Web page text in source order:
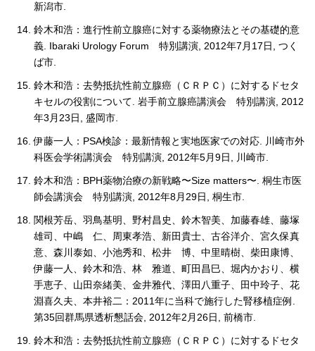
新潟市.
鈴木和浩：進行性前立腺癌に対する薬物療法とその基礎的意
義. Ibaraki Urology Forum 特別講演, 2012年7月17日, つく
ば市.
鈴木和浩：去勢抵抗性前立腺癌（ＣＲＰＣ）に対するドセタ
キセルの役割について. 岩手前立腺癌講演会 特別講演, 2012
年3月23日, 盛岡市.
伊藤一人：PSA検診：最新情報と実地医家での対応. 川崎市外
科医会学術講演会 特別講演, 2012年5月9日, 川崎市.
鈴木和浩：BPH薬物治療の新戦略〜Size matters〜. 桐生市医
師会講演会 特別講演, 2012年8月29日, 桐生市.
関根芳岳、羽鳥基明、野村昌史、鈴木智美、加藤春雄、藤塚
雄司、中嶋 仁、周東孝浩、新田貴士、古谷洋介、宮久保真
意、森川泰如、小池秀和、松井 博、中里晴樹、柴田康博、
伊藤一人、鈴木和浩、林 雅道、町田昌巳、堀内かおり、横
手恵子、山田奈緒美、金井雅代、澤田八重子、田中玲子、花
淵喜久夫、本井裕二：2011年に当科で施行した腎移植症例.
第35回群馬県透析懇話会, 2012年2月26日, 前橋市.
鈴木和浩：去勢抵抗性前立腺癌（ＣＲＰＣ）に対するドセタ